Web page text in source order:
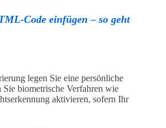
Code einfügen – so geht
legen Sie eine persönliche
biometrische Verfahren wie
aktivieren, sofern Ihr